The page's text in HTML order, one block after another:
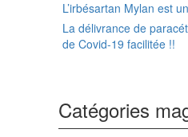
L’irbésartan Mylan est
La délivrance de
de Covid-19 facilitée !!
Catégories